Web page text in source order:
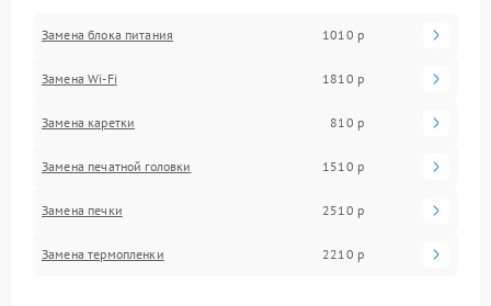
Замена блока питания 1010 р
Замена Wi-Fi 1810 р
Замена каретки 810 р
Замена печатной головки 1510 р
Замена печки 2510 р
Замена термопленки 2210 р